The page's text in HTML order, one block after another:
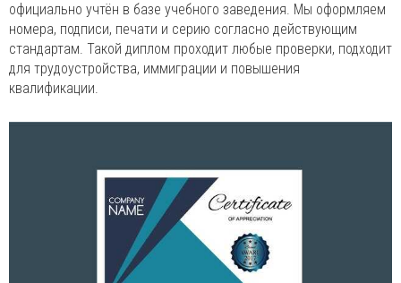
официально учтён в базе учебного заведения. Мы оформляем
номера, подписи, печати и серию согласно действующим
стандартам. Такой диплом проходит любые проверки, подходит
для трудоустройства, иммиграции и повышения
квалификации.